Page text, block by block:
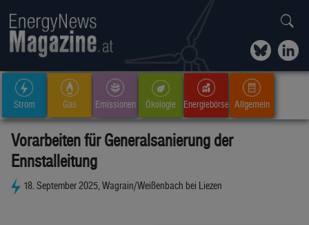
Strom Gas Emissionen Ökologie Energiebörse Allgemein
Vorarbeiten für Generalsanierung der
Ennstalleitung
18. September 2025, Wagrain/Weißenbach bei Liezen